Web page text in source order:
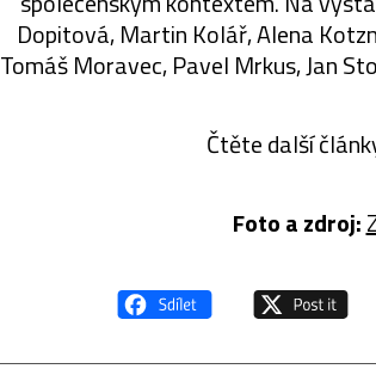
Dopitová, Martin Kolář, Alena
Tomáš Moravec, Pavel Mrkus, Jan
Čtěte další
Foto a zdroj: